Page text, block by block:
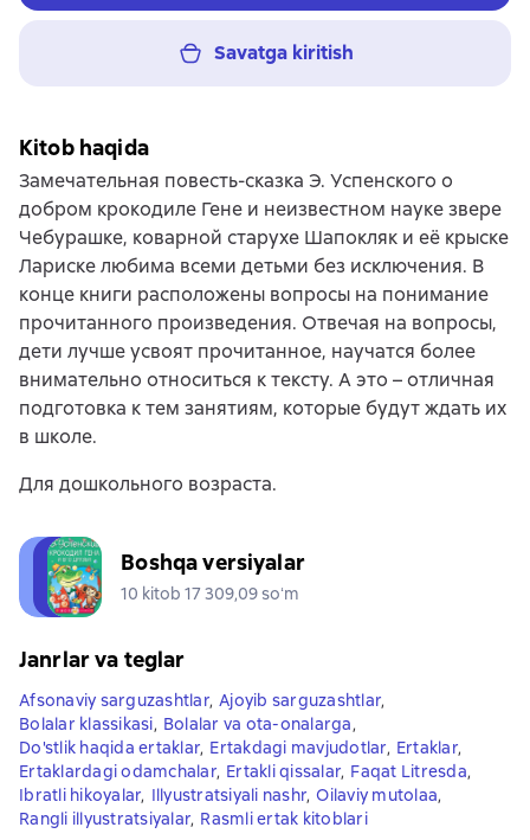
Savatga kiritish
Kitob haqida
Замечательная повесть-сказка Э. Успенского о
добром крокодиле Гене и неизвестном науке звере
Чебурашке, коварной старухе Шапокляк и её крыске
Лариске любима всеми детьми без исключения. В
конце книги расположены вопросы на понимание
прочитанного произведения. Отвечая на вопросы,
дети лучше усвоят прочитанное, научатся более
внимательно относиться к тексту. А это – отличная
подготовка к тем занятиям, которые будут ждать их
в школе.
Для дошкольного возраста.
Boshqa versiyalar
10 kitob 17 309,09 soʻm
Janrlar va teglar
Afsonaviy sarguzashtlar, Ajoyib sarguzashtlar,
Bolalar klassikasi, Bolalar va ota-onalarga,
Do'stlik haqida ertaklar, Ertakdagi mavjudotlar, Ertaklar,
Ertaklardagi odamchalar, Ertakli qissalar, Faqat Litresda,
Ibratli hikoyalar, Illyustratsiyali nashr, Oilaviy mutolaa,
Rangli illyustratsiyalar, Rasmli ertak kitoblari